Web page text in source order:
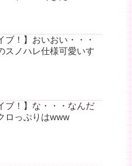
ブ！】おいおい・・・
スノハレ仕様可愛いす
ブ！】な・・・なんだ
ロっぷりはwww